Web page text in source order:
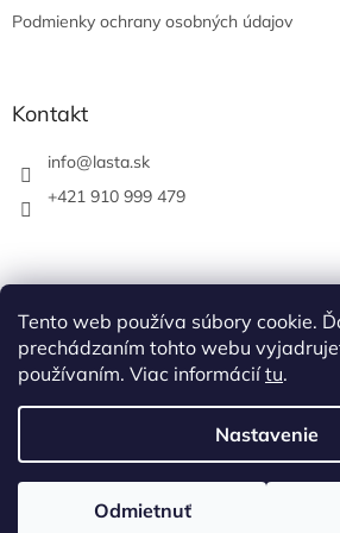
Tento web používa súbory cookie.
prechádzaním tohto webu
používaním. Viac informáciítu.
Nastavenie
Odmietnuť
Podmienky ochrany osobných údajov
Kontakt
info@lasta.sk
+421 910 999 479
Vytvoril Shoptet
Copyright 2026LASTA Corp eshop .